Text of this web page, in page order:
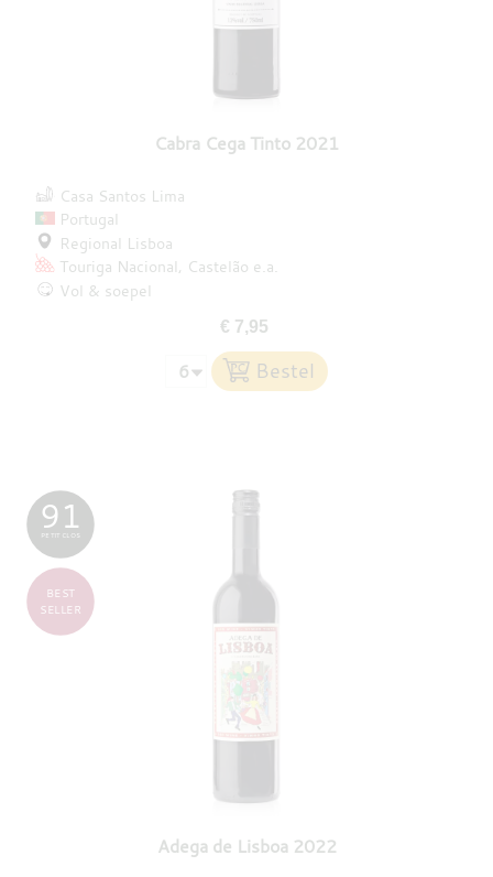
Cabra Cega Tinto 2021
Casa Santos Lima
Portugal
Regional Lisboa
Touriga Nacional
Castelão e.a.
Vol & soepel
€ 7,95
Adega de Lisboa 2022
91
PETIT CLOS
BEST
SELLER